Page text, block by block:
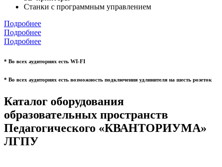
Станки с программным управлением
Подробнее
Подробнее
Подробнее
* Во всех аудиториях есть WI-FI
* Во всех аудиториях есть возможность подключения удлинителя на шесть розеток
Каталог оборудования
образовательных пространств
Педагогического «КВАНТОРИУМА»
ЛГПУ